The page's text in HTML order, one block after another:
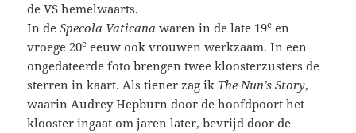
de VS hemelwaarts.
In deSpecola Vaticana waren in de late 19e en
vroege 20e eeuw ook vrouwen werkzaam. In een
ongedateerde foto brengen twee kloosterzusters de
sterren in kaart. Als tiener zag ik The Nun’s Story,
waarin Audrey Hepburn door de hoofdpoort het
klooster ingaat om jaren later, bevrijd door de